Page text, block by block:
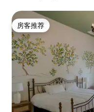
房客推荐
房客推荐